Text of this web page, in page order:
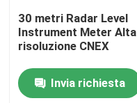
Casa
Prodotti
Video
30 metri Radar Level
Instrument Meter Alta
risoluzione CNEX
Invia richiesta